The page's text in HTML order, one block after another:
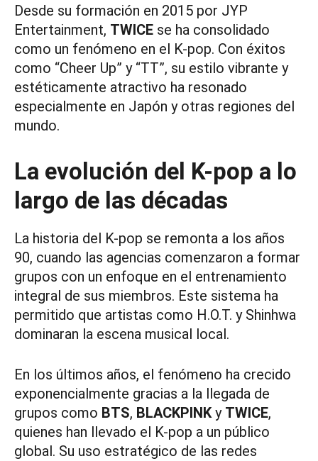
Desde su formación en 2015 por JYP
Entertainment, TWICE se ha consolidado
como un fenómeno en el K-pop. Con éxitos
como “Cheer Up” y “TT”, su estilo vibrante y
estéticamente atractivo ha resonado
especialmente en Japón y otras regiones del
mundo.
La evolución del K-pop a lo
largo de las décadas
La historia del K-pop se remonta a los años
90, cuando las agencias comenzaron a formar
grupos con un enfoque en el entrenamiento
integral de sus miembros. Este sistema ha
permitido que artistas como H.O.T. y Shinhwa
dominaran la escena musical local.
En los últimos años, el fenómeno ha crecido
exponencialmente gracias a la llegada de
grupos como BTS, BLACKPINKy TWICE,
quienes han llevado el K-pop a un público
global. Su uso estratégico de las redes